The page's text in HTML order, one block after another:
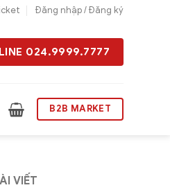
Đăng nhập / Đăng ký
024.9999.7777
B2B MARKET
VIẾT